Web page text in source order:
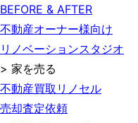
BEFORE & AFTER
不動産オーナー様向け
リノベーションスタジオ
> 家を売る
不動産買取リノセル
売却査定依頼